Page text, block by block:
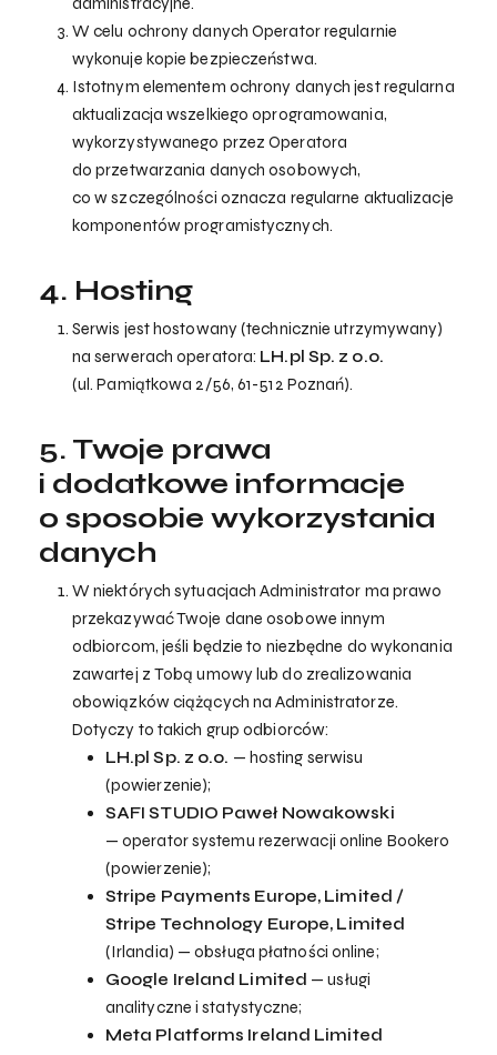
W celu ochrony danych Operator regularnie
wykonuje kopie bezpieczeństwa.
Istotnym elementem ochrony danych jest regularna
aktualizacja wszelkiego oprogramowania,
wykorzystywanego przez Operatora
do przetwarzania danych osobowych,
co w szczególności oznacza regularne aktualizacje
komponentów programistycznych.
4. Hosting
Serwis jest hostowany (technicznie utrzymywany)
na serwerach operatora: LH.pl Sp. z o.o.
(ul. Pamiątkowa 2/56, 61-512 Poznań).
5. Twoje prawa
i dodatkowe informacje
o sposobie wykorzystania
danych
W niektórych sytuacjach Administrator ma prawo
przekazywać Twoje dane osobowe innym
odbiorcom, jeśli będzie to niezbędne do wykonania
zawartej z Tobą umowy lub do zrealizowania
obowiązków ciążących na Administratorze.
Dotyczy to takich grup odbiorców:
LH.pl Sp. z o.o. — hosting serwisu
(powierzenie);
SAFI STUDIO Paweł Nowakowski
— operator systemu rezerwacji online Bookero
(powierzenie);
Stripe Payments Europe, Limited /
Stripe Technology Europe, Limited
(Irlandia) — obsługa płatności online;
Google Ireland Limited — usługi
analityczne i statystyczne;
Meta Platforms Ireland Limited